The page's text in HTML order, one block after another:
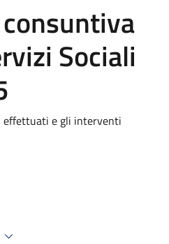
Sociali
effettuati e gli interventi